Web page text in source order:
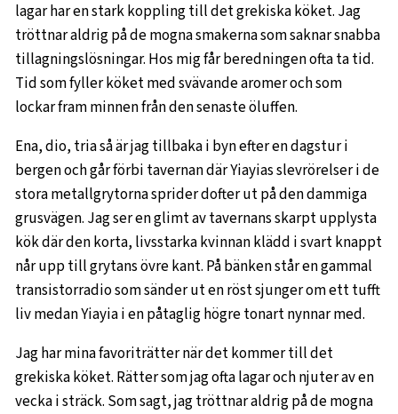
lagar har en stark koppling till det grekiska köket. Jag
tröttnar aldrig på de mogna smakerna som saknar snabba
tillagningslösningar. Hos mig får beredningen ofta ta tid.
Tid som fyller köket med svävande aromer och som
lockar fram minnen från den senaste öluffen.
Ena, dio, tria så är jag tillbaka i byn efter en dagstur i
bergen och går förbi tavernan där Yiayias slevrörelser i de
stora metallgrytorna sprider dofter ut på den dammiga
grusvägen. Jag ser en glimt av tavernans skarpt upplysta
kök där den korta, livsstarka kvinnan klädd i svart knappt
når upp till grytans övre kant. På bänken står en gammal
transistorradio som sänder ut en röst sjunger om ett tufft
liv medan Yiayia i en påtaglig högre tonart nynnar med.
Jag har mina favoriträtter när det kommer till det
grekiska köket. Rätter som jag ofta lagar och njuter av en
vecka i sträck. Som sagt, jag tröttnar aldrig på de mogna